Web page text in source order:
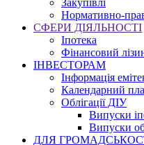
Закупівлі
Нормативно-
СФЕРИ ДІЯЛЬНОСТІ
Іпотека
Фінансовий
ІНВЕСТОРАМ
Інформація
Календарний
Облігації ДІУ
Випуски
Випуски
ДЛЯ